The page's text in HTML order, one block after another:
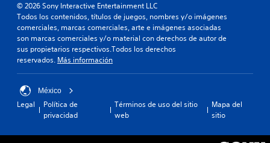
© 2026 Sony Interactive Entertainment LLC
Todos los contenidos, títulos de juegos, nombres y/o imágenes
comerciales, marcas comerciales, arte e imágenes asociadas
son marcas comerciales y/o material con derechos de autor de
sus propietarios respectivos.Todos los derechos
reservados. Más información
México
Legal
Política de
privacidad
Términos de uso del sitio
web
Mapa del
sitio